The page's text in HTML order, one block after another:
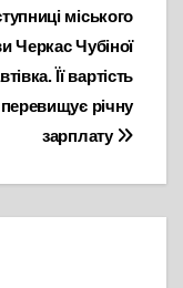
міського
Черкас Чубіної
Її вартість
перевищує річну
зарплату